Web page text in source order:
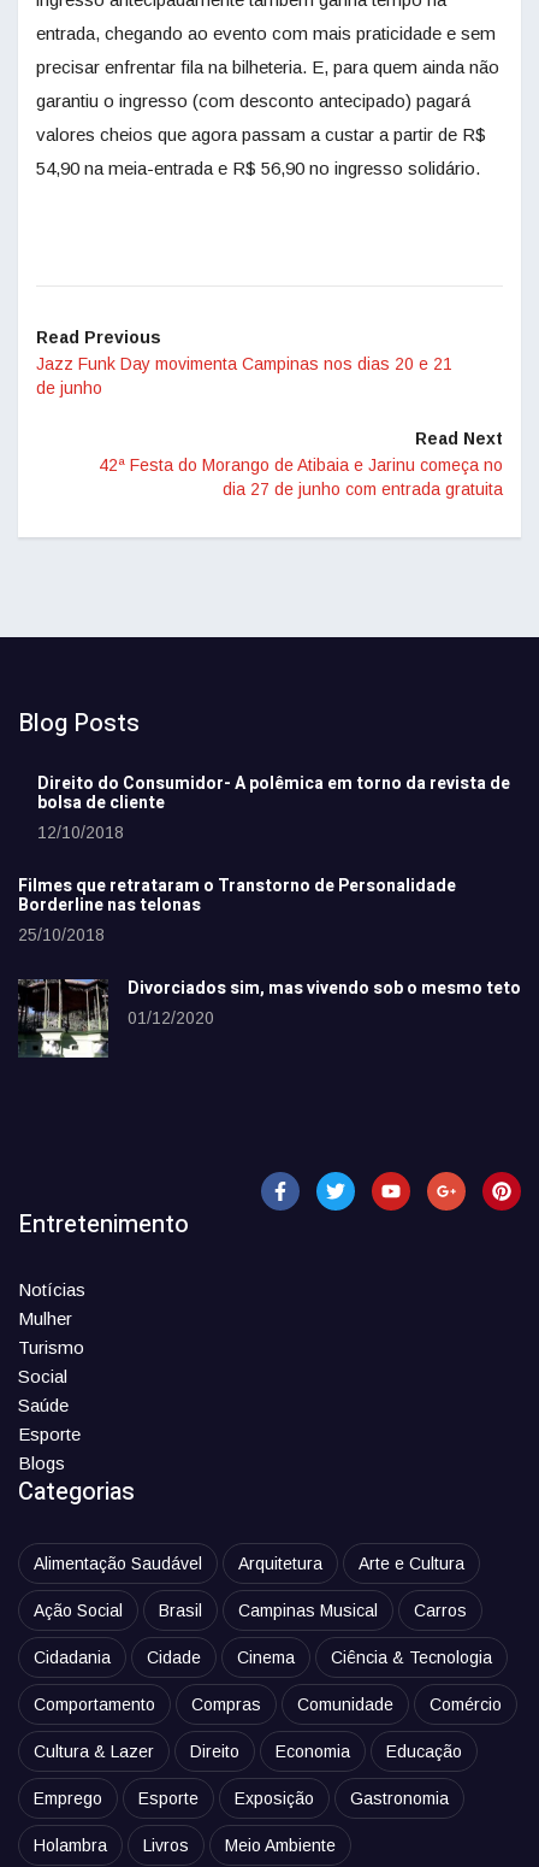
entrada, chegando ao evento com mais praticidade e sem
precisar enfrentar fila na bilheteria. E, para quem ainda não
garantiu o ingresso (com desconto antecipado) pagará
valores cheios que agora passam a custar a partir de R$
54,90 na meia-entrada e R$ 56,90 no ingresso solidário.
Read Previous
Jazz Funk Day movimenta Campinas nos dias 20 e 21
de junho
Read Next
42ª Festa do Morango de Atibaia e Jarinu começa no
dia 27 de junho com entrada gratuita
Blog Posts
Direito do Consumidor- A polêmica em torno da revista de
bolsa de cliente
12/10/2018
Filmes que retrataram o Transtorno de Personalidade
Borderline nas telonas
25/10/2018
Divorciados sim, mas vivendo sob o mesmo teto
01/12/2020
Entretenimento
Notícias
Mulher
Turismo
Social
Saúde
Esporte
Blogs
Categorias
Alimentação Saudável Arquitetura Arte e Cultura
Ação Social Brasil Campinas Musical Carros
Cidadania Cidade Cinema Ciência & Tecnologia
Comportamento Compras Comunidade Comércio
Cultura & Lazer Direito Economia Educação
Emprego Esporte Exposição Gastronomia
Holambra Livros Meio Ambiente